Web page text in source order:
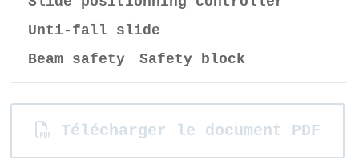
Unti-fall slide
Beam safety Safety block
Télécharger le document PDF